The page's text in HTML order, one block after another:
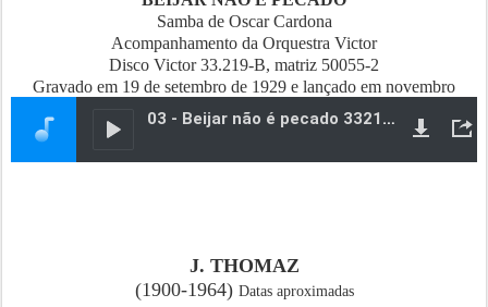
Samba de Oscar Cardona
Acompanhamento da Orquestra Victor
Disco Victor 33.219-B, matriz 50055-2
Gravado em 19 de setembro de 1929 e lançado em novembro
J. THOMAZ
(1900-1964) Datas aproximadas